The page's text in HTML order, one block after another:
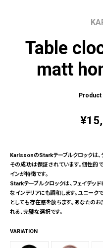
Table
matt
¥
KarlssonのStarkテーブルクロックは
その成功は保証されています。個性的
インが特徴です。
Starkテーブルクロックは、フェイデッ
なインテリアにも調和します。ユニーク
としても存在感を放ちます。あなたの
れる、完璧な選択です。
VARiATION